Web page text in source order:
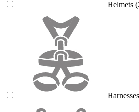
Helmets
Harnesses